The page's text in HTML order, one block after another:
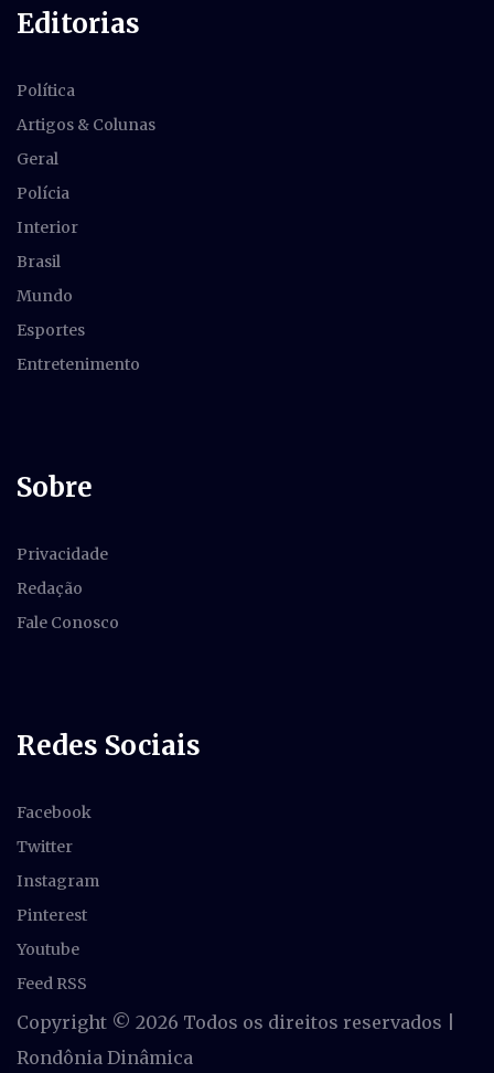
Editorias
Política
Artigos & Colunas
Geral
Polícia
Interior
Brasil
Mundo
Esportes
Entretenimento
Sobre
Privacidade
Redação
Fale Conosco
Redes Sociais
Facebook
Twitter
Instagram
Pinterest
Youtube
Feed RSS
Copyright © 2026 Todos os direitos reservados |
Rondônia Dinâmica